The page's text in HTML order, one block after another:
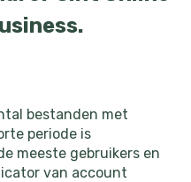
bestanden met
periode is
meeste gebruikers en
van account